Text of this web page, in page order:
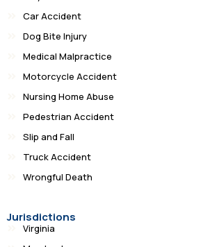
Car Accident
Dog Bite Injury
Medical Malpractice
Motorcycle Accident
Nursing Home Abuse
Pedestrian Accident
Slip and Fall
Truck Accident
Wrongful Death
Jurisdictions
Virginia